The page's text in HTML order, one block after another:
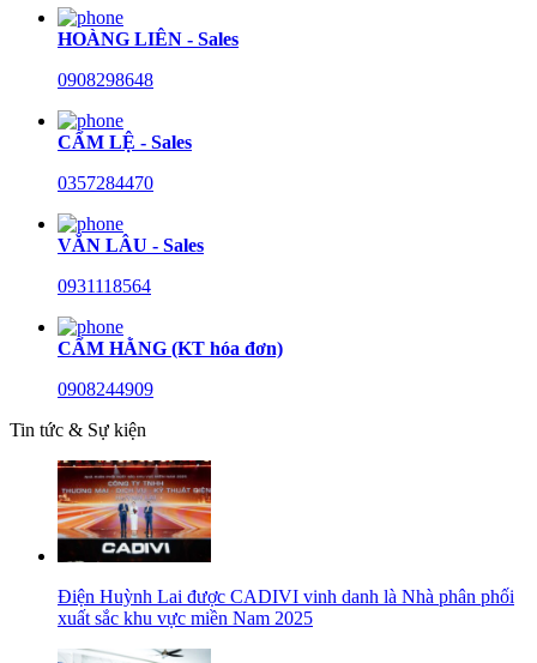
HOÀNG LIÊN - Sales
0908298648
CẨM LỆ - Sales
0357284470
VĂN LÂU - Sales
0931118564
CẨM HẰNG (KT hóa đơn)
0908244909
Tin tức & Sự kiện
Điện Huỳnh Lai được CADIVI vinh danh là Nhà phân phối
xuất sắc khu vực miền Nam 2025